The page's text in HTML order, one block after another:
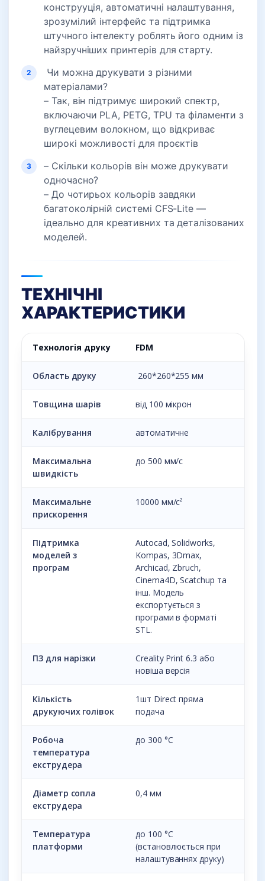
конструуція, автоматичні налаштування,
зрозумілий інтерфейс та підтримка
штучного інтелекту роблять його одним із
найзручніших принтерів для старту.
Чи можна друкувати з різними
матеріалами?
– Так, він підтримує широкий спектр,
включаючи PLA, PETG, TPU та філаменти з
вуглецевим волокном, що відкриває
широкі можливості для проєктів
– Скільки кольорів він може друкувати
одночасно?
– До чотирьох кольорів завдяки
багатоколірній системі CFS-Lite —
ідеально для креативних та деталізованих
моделей.
ТЕХНІЧНІ
ХАРАКТЕРИСТИКИ
Технологія друку FDM
Область друку 260*260*255 мм
Товщина шарів від 100 мікрон
Калібрування автоматичне
Максимальна
швидкість
до 500 мм/c
Максимальне
прискорення
10000 мм/с²
Підтримка
моделей з
програм
Autocad, Solidworks,
Kompas, 3Dmax,
Archicad, Zbruch,
Cinema4D, Scatchup та
інш. Модель
експортується з
програми в форматі
STL.
ПЗ для нарізки
Creality Print 6.3 або
новіша версія
Кількість
друкуючих голівок
1шт Direct пряма
подача
Робоча
температура
екструдера
до 300 °С
Діаметр сопла
екструдера
0,4 мм
Температура
платформи
до 100 °С
(встановлюється при
налаштуваннях друку)